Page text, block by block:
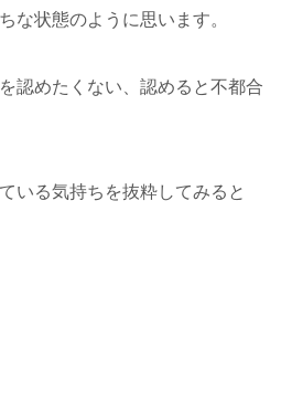
な状態のように思います。
認めたくない、認めると不都合
いる気持ちを抜粋してみると